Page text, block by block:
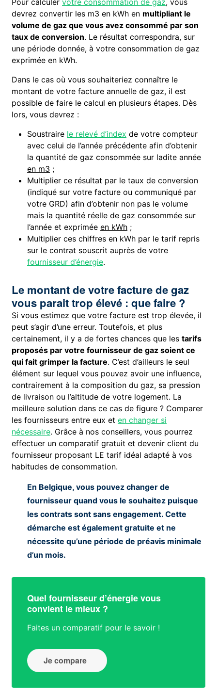
Pour calculervotre consommation de gaz, vous
devrez convertir les m3 en kWh en multipliant le
volume de gaz que vous avez consommé par son
taux de conversion. Le résultat correspondra, sur
une période donnée, à votre consommation de gaz
exprimée en kWh.
Dans le cas où vous souhaiteriez connaître le
montant de votre facture annuelle de gaz, il est
possible de faire le calcul en plusieurs étapes. Dès
lors, vous devrez :
Soustraire le relevé d’index de votre compteur
avec celui de l’année précédente afin d’obtenir
la quantité de gaz consommée sur ladite année
en m3 ;
Multiplier ce résultat par le taux de conversion
(indiqué sur votre facture ou communiqué par
votre GRD) afin d’obtenir non pas le volume
mais la quantité réelle de gaz consommée sur
l’année et expriméeen kWh ;
Multiplier ces chiffres en kWh par le tarif repris
sur le contrat souscrit auprès de votre
fournisseur d’énergie.
Le montant de votre facture de gaz
vous parait trop élevé : que faire ?
Si vous estimez que votre facture est trop élevée, il
peut s’agir d’une erreur. Toutefois, et plus
certainement, il y a de fortes chances que lestarifs
proposés par votre fournisseur de gaz soient ce
qui fait grimper la facture. C’est d’ailleurs le seul
élément sur lequel vous pouvez avoir une influence,
contrairement à la composition du gaz, sa pression
de livraison ou l’altitude de votre logement. La
meilleure solution dans ce cas de figure ? Comparer
les fournisseurs entre eux eten changer si
nécessaire. Grâce à nos conseillers, vous pourrez
effectuer un comparatif gratuit et devenir client du
fournisseur proposant LE tarif idéal adapté à vos
habitudes de consommation.
En Belgique, vous pouvez changer de
fournisseur quand vous le souhaitez puisque
les contrats sont sans engagement. Cette
démarche est également gratuite et ne
nécessite qu’une période de préavis minimale
d’un mois.
Quel fournisseur d’énergie vous
convient le mieux ?
Faites un comparatif pour le savoir !
Je compare